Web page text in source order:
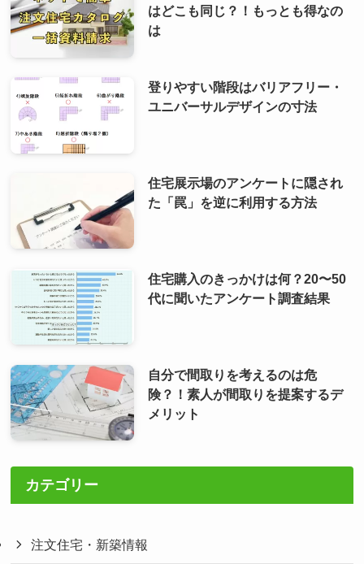
はどこも同じ？！もっとも得なの
は
登りやすい階段はバリアフリー・
ユニバーサルデザインの寸法
住宅展示場のアンケートに隠され
た「罠」を逆に利用する方法
住宅購入のきっかけは何？20〜50
代に聞いたアンケート調査結果
自分で間取りを考えるのは危
険？！素人が間取りを提案するデ
メリット
カテゴリー
注文住宅・新築情報